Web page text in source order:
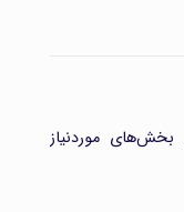
بخش‌های موردنیاز